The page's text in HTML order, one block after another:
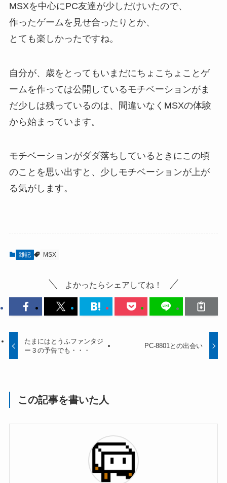
MSXを中心にPC友達が少しだけいたので、
作ったゲームを見せ合ったりとか、
とても楽しかったですね。
自分が、歳をとってもいまだにちょこちょことゲ
ームを作っては公開しているモチベーションがま
だ少しは残っているのは、間違いなくMSXの体験
から始まっています。
モチベーションがダダ落ちしているときにこの頃
のことを思い出すと、少しモチベーションが上が
る気がします。
雑記 MSX
よかったらシェアしてね！
たまにはとうふファンタジ
ー３の予告でも・・・
PC-8801との出会い
この記事を書いた人